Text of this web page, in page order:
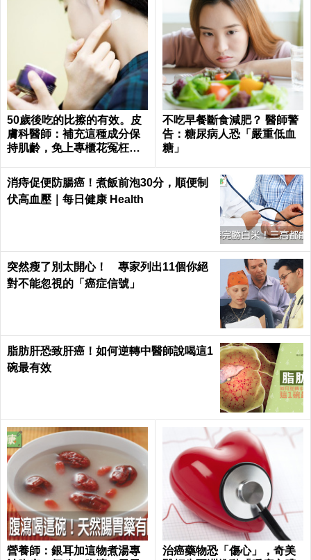
50歲後吃的比擦的有效。皮
膚科醫師：補充這種成分保
持肌齡，免上專櫃花冤枉錢
不吃早餐斷食減肥？ 醫師警
告：糖尿病人恐「嚴重低血
糖」
消痔促便防腸癌！煮飯前泡30分，順便制
伏高血壓｜每日健康 Health
突然瘦了別太開心！ 專家列出11個你絕
對不能忽視的「癌症信號」
脂肪肝恐致肝癌！如何逆轉中醫師說喝這1
碗最有效
營養師：銀耳加這物煮湯專
治癌藥物恐「傷心」，奇美